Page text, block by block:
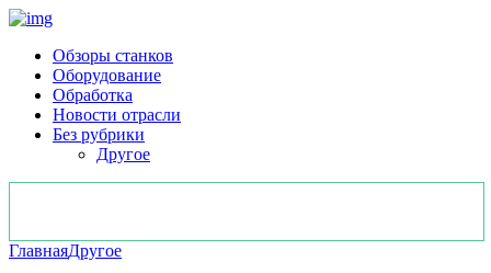
Обзоры станков
Оборудование
Обработка
Новости отрасли
Без рубрики
Другое
ГлавнаяДругое